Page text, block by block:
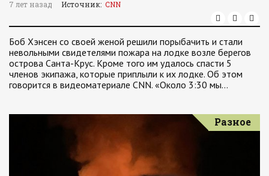
7 лет назад Источник: CNN
Боб Хэнсен со своей женой решили порыбачить и стали
невольными свидетелями пожара на лодке возле берегов
острова Санта-Крус. Кроме того им удалось спасти 5
членов экипажа, которые приплыли к их лодке. Об этом
говорится в видеоматериале CNN. «Около 3:30 мы…
Разное